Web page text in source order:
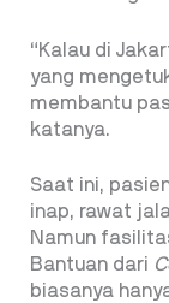
“Kalau di
yang
membantu
katanya.
Saat ini,
inap, rawat
Namun
Bantuan dari
biasanya